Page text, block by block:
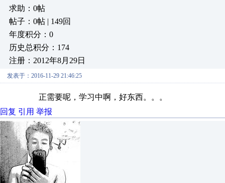
求助：0帖
帖子：0帖 | 149回
年度积分：0
历史总积分：174
注册：2012年8月29日
发表于：2016-11-29 21:46:25
正需要呢，学习中啊，好东西。。。
回复 引用 举报